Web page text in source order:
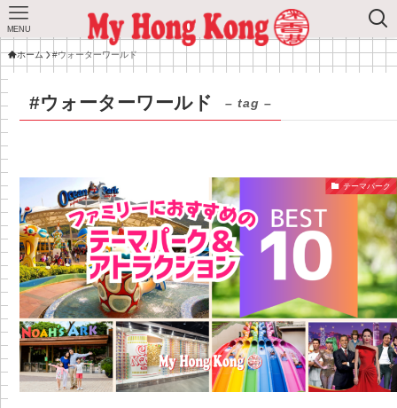
MENU
ホーム #ウォーターワールド
#ウォーターワールド – tag –
テーマパーク